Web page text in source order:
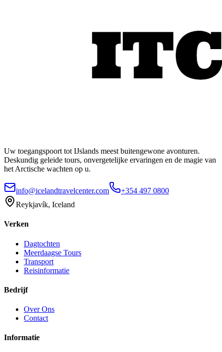
Uw toegangspoort tot IJslands meest buitengewone avonturen.
Deskundig geleide tours, onvergetelijke ervaringen en de magie van
het Arctische wachten op u.
info@icelandtravelcenter.com
+354 497 0800
Reykjavík, Iceland
Verken
Dagtochten
Meerdaagse Tours
Transport
Reisinformatie
Bedrijf
Over Ons
Contact
Informatie